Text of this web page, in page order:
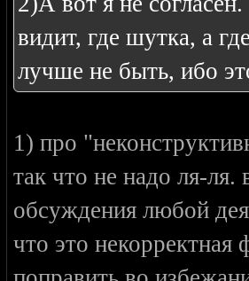
видит, где шутка, а
лучше не быть, ибо
1) про
так что не надо ля-
обсуждения любой
что это некорректная